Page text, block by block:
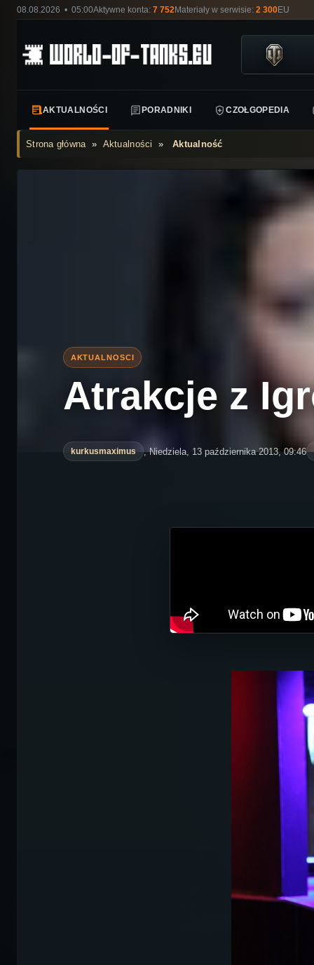
08.08.2026 • 05:00Aktywne konta: 7 752Materiały w serwisie: 2 300EU
AKTUALNOŚCI PORADNIKI CZOŁGOPEDIA
Strona główna» Aktualności »Aktualność
Atrakcje z
kurkusmaximus , Niedziela, 13 października 2013, 09:46